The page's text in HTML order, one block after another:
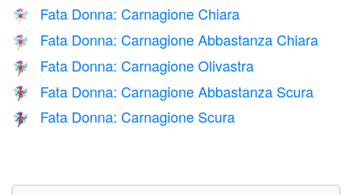
🧚🏻‍♀️ Fata Donna: Carnagione Chiara
🧚🏼‍♀️ Fata Donna: Carnagione Abbastanza Chiara
🧚🏽‍♀️ Fata Donna: Carnagione Olivastra
🧚🏾‍♀️ Fata Donna: Carnagione Abbastanza Scura
🧚🏿‍♀️ Fata Donna: Carnagione Scura